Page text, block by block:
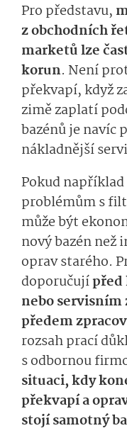
Pro představu,
z obchodních
marketů lze
korun. Není
překvapí, když
zimě zaplatí
bazénů je navíc
nákladnější
Pokud
problémům s
může být
nový bazén než
oprav starého.
doporučujípřed
nebo servisním
předem
rozsah prací
s odbornou
situaci, kdy
překvapí a
stojí samotný